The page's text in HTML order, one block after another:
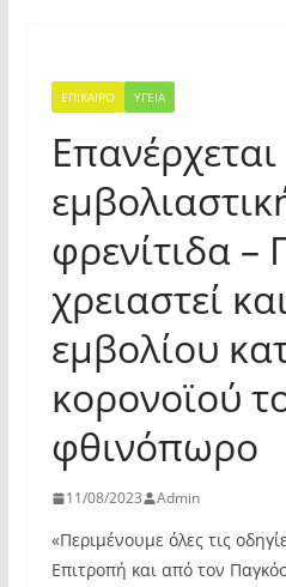
ΕΠΙΚΑΙΡΟ ΥΓΕΙΑ
φρενίτιδα
χρειαστεί
εμβολίου
κορονοϊού
φθινόπωρο
11/08/2023 Admin
«Περιμένουμε όλες τις
Επιτροπή και από τον